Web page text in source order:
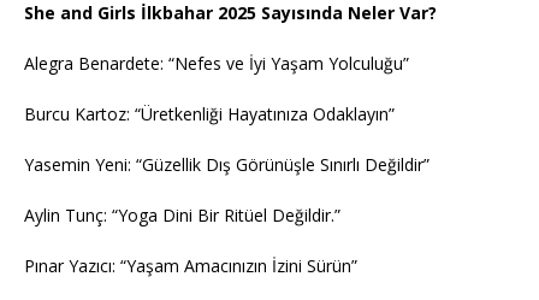
She and Girls İlkbahar 2025 Sayısında Neler Var?
Alegra Benardete: “Nefes ve İyi Yaşam Yolculuğu”
Burcu Kartoz: “Üretkenliği Hayatınıza Odaklayın”
Yasemin Yeni: “Güzellik Dış Görünüşle Sınırlı Değildir”
Aylin Tunç: “Yoga Dini Bir Ritüel Değildir.”
Pınar Yazıcı: “Yaşam Amacınızın İzini Sürün”